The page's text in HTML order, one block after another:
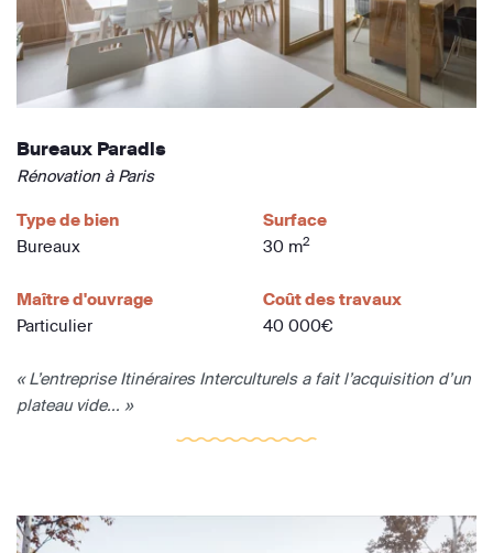
Bureaux Paradis
Rénovation à Paris
Type de bien
Bureaux
Surface
30 m2
Maître d'ouvrage
Particulier
Coût des travaux
40 000€
« L’entreprise Itinéraires Interculturels a fait l’acquisition d’un
plateau vide... »